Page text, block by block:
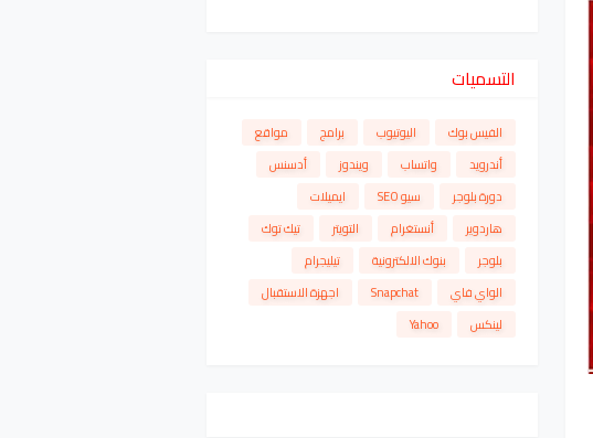
التسميات
الفيس بوك اليوتيوب برامج
مواقع
أندرويد
واتساب ويندوز
أدسنس
دورة بلوجر
سيو SEO
ايميلات
هاردوير
أنستغرام التويتر
تيك توك
بلوجر
بنوك الالكترونية
تيليجرام
الواي فاي
Snapchat
اجهزة الاستقبال
لينكس
Yahoo